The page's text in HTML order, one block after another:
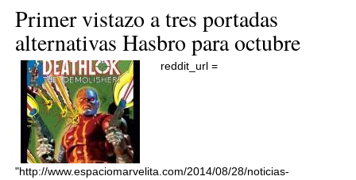
Primer vistazo a tres portadas
alternativas Hasbro para octubre
reddit_url =
"http://www.espaciomarvelita.com/2014/08/28/noticias-